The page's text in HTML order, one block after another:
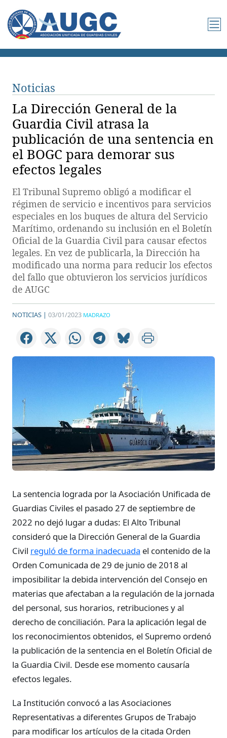
Noticias
La Dirección General de la
Guardia Civil atrasa la
publicación de una sentencia en
el BOGC para demorar sus
efectos legales
El Tribunal Supremo obligó a modificar el
régimen de servicio e incentivos para servicios
especiales en los buques de altura del Servicio
Marítimo, ordenando su inclusión en el Boletín
Oficial de la Guardia Civil para causar efectos
legales. En vez de publicarla, la Dirección ha
modificado una norma para reducir los efectos
del fallo que obtuvieron los servicios jurídicos
de AUGC
NOTICIAS | 03/01/2023 MADRAZO
La sentencia lograda por la Asociación Unificada de
Guardias Civiles el pasado 27 de septiembre de
2022 no dejó lugar a dudas: El Alto Tribunal
consideró que la Dirección General de la Guardia
Civil reguló de forma inadecuada el contenido de la
Orden Comunicada de 29 de junio de 2018 al
imposibilitar la debida intervención del Consejo en
materias que afectaban a la regulación de la jornada
del personal, sus horarios, retribuciones y al
derecho de conciliación. Para la aplicación legal de
los reconocimientos obtenidos, el Supremo ordenó
la publicación de la sentencia en el Boletín Oficial de
la Guardia Civil. Desde ese momento causaría
efectos legales.
La Institución convocó a las Asociaciones
Representativas a diferentes Grupos de Trabajo
para modificar los artículos de la citada Orden